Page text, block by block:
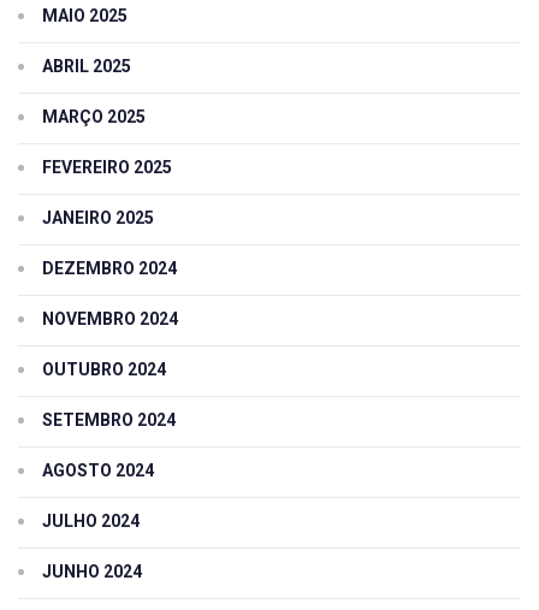
MAIO 2025
ABRIL 2025
MARÇO 2025
FEVEREIRO 2025
JANEIRO 2025
DEZEMBRO 2024
NOVEMBRO 2024
OUTUBRO 2024
SETEMBRO 2024
AGOSTO 2024
JULHO 2024
JUNHO 2024